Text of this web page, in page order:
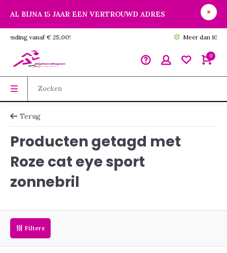
AL BIJNA 15 JAAR EEN VERTROUWD ADRES
GRATIS verzending vanaf € 25,00!
0
Terug
Producten getagd met
Roze cat eye sport
zonnebril
Filters